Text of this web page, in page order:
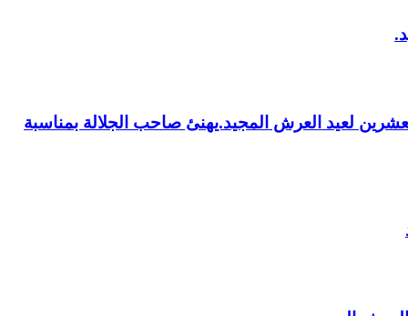
لعيد العرش المجيد.يهنئ صاحب الجلالة بمناسبة